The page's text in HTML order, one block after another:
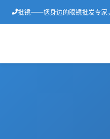
批镜——您身边的眼镜批发专家